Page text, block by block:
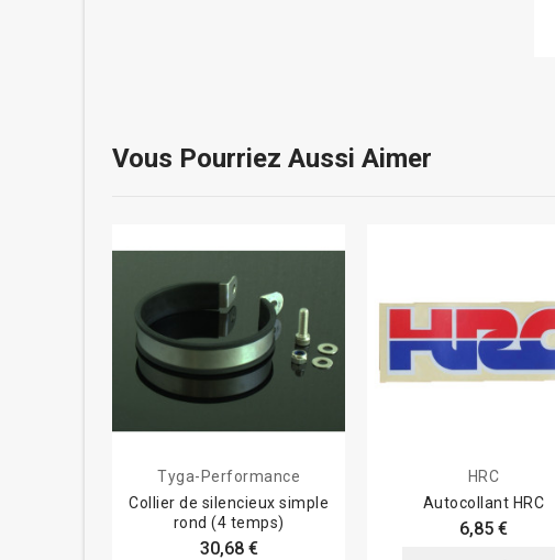
Vous Pourriez Aussi Aimer
Tyga-Performance
Collier de silencieux simple
rond (4 temps)
30,68 €
HRC
Autocollant HRC
6,85 €